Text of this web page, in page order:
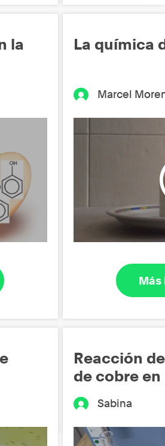
la
La química
Marcel
Más
Reacción
de cobre
Sabina